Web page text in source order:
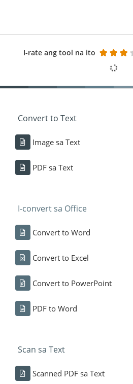
I-rate ang tool na ito
Convert to Text
Image sa Text
PDF sa Text
I-convert sa Office
Convert to Word
Convert to Excel
Convert to PowerPoint
PDF to Word
Scan sa Text
Scanned PDF sa Text